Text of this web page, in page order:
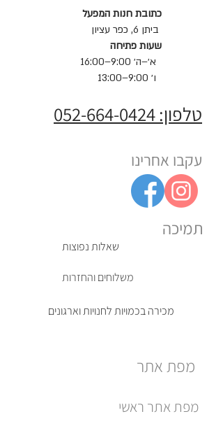
כתובת חנות המפעל
ביתן 6, כפר עציון
שעות פתיחה
א׳–ה׳ 9:00–16:00
ו׳ 9:00–13:00
טלפון: 052-664-0424
עקבו אחרינו
תמיכה
שאלות נפוצות
משלוחים והחזרות
מכירה בכמויות לחנויות וארגונים
מפת אתר
מפת אתר ראשי